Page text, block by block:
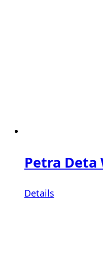
Petra Deta
Details